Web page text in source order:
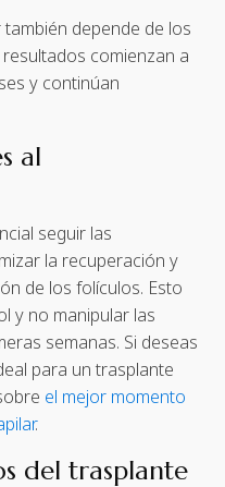
depende de los
comienzan a
y continúan
al
seguir las
la recuperación y
de los folículos. Esto
y no manipular las
semanas. Si deseas
para un trasplante
el mejor momento
.
del trasplante